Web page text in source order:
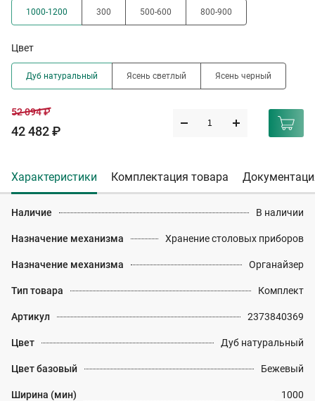
1000-1200 300 500-600 800-900
Цвет
Дуб натуральный Ясень светлый Ясень черный
52 094 ₽
42 482 ₽
Характеристики Комплектация товара
Наличие В наличии
Назначение механизма Хранение столовых приборов
Назначение механизма Органайзер
Тип товара Комплект
Артикул 2373840369
Цвет Дуб натуральный
Цвет базовый Бежевый
Ширина (мин) 1000